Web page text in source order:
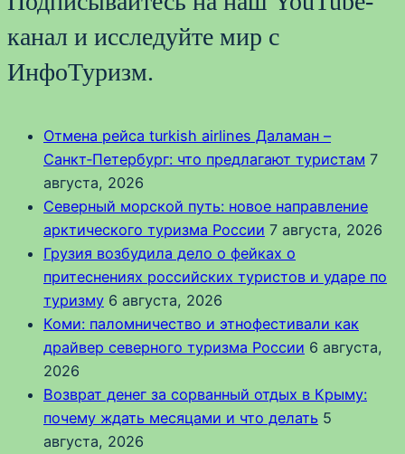
канал и исследуйте мир с
ИнфоТуризм.
Отмена рейса turkish airlines Даламан –
Санкт‑Петербург: что предлагают туристам 7
августа, 2026
Северный морской путь: новое направление
арктического туризма России 7 августа, 2026
Грузия возбудила дело о фейках о
притеснениях российских туристов и ударе по
туризму 6 августа, 2026
Коми: паломничество и этнофестивали как
драйвер северного туризма России 6 августа,
2026
Возврат денег за сорванный отдых в Крыму:
почему ждать месяцами и что делать 5
августа, 2026